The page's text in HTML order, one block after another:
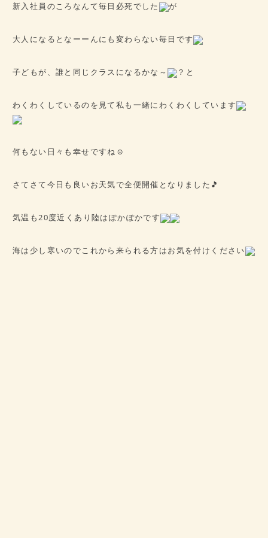
新入社員のころなんて毎日必死でした が
大人になるとなーーんにも変わらない毎日です
子どもが、誰と同じクラスになるかな～ ？と
わくわくしているのを見て私も一緒にわくわくしています
何もない日々も幸せですね☺
さてさて今日も良いお天気で全便開催となりました🎵
気温も20度近くあり陸はぽかぽかです
海は少し寒いのでこれから来られる方はお気を付けください